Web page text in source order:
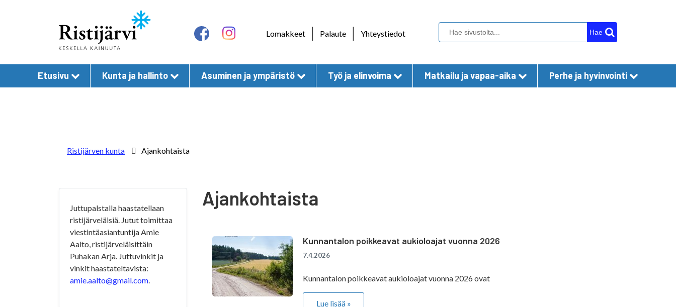
Lomakkeet | Palaute | Yhteystiedot Hae
Etusivu Kunta ja hallinto Asuminen ja ympäristö Työ ja elinvoima Matkailu ja vapaa-aika Perhe ja hyvinvointi
Ristijärven kunta Ajankohtaista
Juttupalstalla haastatellaan
ristijärveläisiä. Jutut toimittaa
viestintäasiantuntija Amie
Aalto, ristijärveläisittäin
Puhakan Arja. Juttuvinkit ja
vinkit haastateltavista:
amie.aalto@gmail.com.
Ajankohtaista
Kunnantalon poikkeavat aukioloajat vuonna 2026
7.4.2026
Kunnantalon poikkeavat aukioloajat vuonna 2026 ovat
Lue lisää »